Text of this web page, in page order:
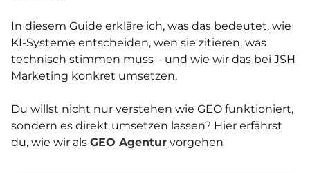
In diesem Guide erkläre ich, was das bedeutet, wie
KI-Systeme entscheiden, wen sie zitieren, was
technisch stimmen muss – und wie wir das bei JSH
Marketing konkret umsetzen.
Du willst nicht nur verstehen wie GEO funktioniert,
sondern es direkt umsetzen lassen? Hier erfährst
du, wie wir als GEO Agentur vorgehen